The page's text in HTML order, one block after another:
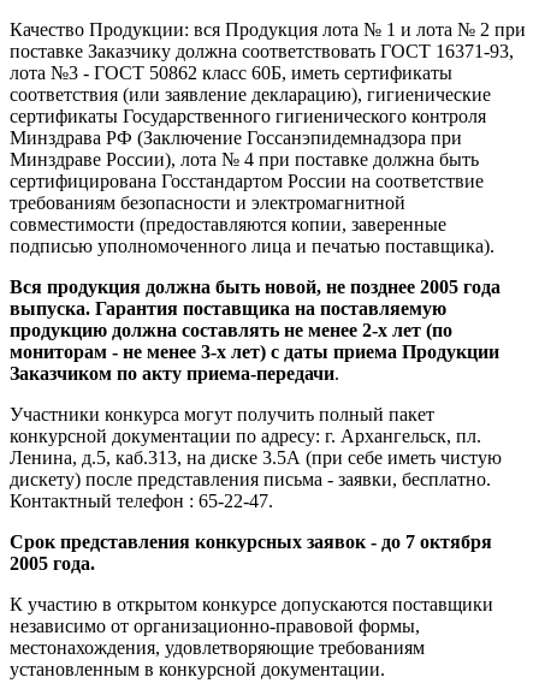
Качество Продукции: вся Продукция лота № 1 и лота № 2 при
поставке Заказчику должна соответствовать ГОСТ 16371-93,
лота №3 - ГОСТ 50862 класс 60Б, иметь сертификаты
соответствия (или заявление декларацию), гигиенические
сертификаты Государственного гигиенического контроля
Минздрава РФ (Заключение Госсанэпидемнадзора при
Минздраве России), лота № 4 при поставке должна быть
сертифицирована Госстандартом России на соответствие
требованиям безопасности и электромагнитной
совместимости (предоставляются копии, заверенные
подписью уполномоченного лица и печатью поставщика).
Вся продукция должна быть новой, не позднее 2005 года
выпуска. Гарантия поставщика на поставляемую
продукцию должна составлять не менее 2-х лет (по
мониторам - не менее 3-х лет) с даты приема Продукции
Заказчиком по акту приема-передачи.
Участники конкурса могут получить полный пакет
конкурсной документации по адресу: г. Архангельск, пл.
Ленина, д.5, каб.313, на диске 3.5А (при себе иметь чистую
дискету) после представления письма - заявки, бесплатно.
Контактный телефон : 65-22-47.
Срок представления конкурсных заявок - до 7 октября
2005 года.
К участию в открытом конкурсе допускаются поставщики
независимо от организационно-правовой формы,
местонахождения, удовлетворяющие требованиям
установленным в конкурсной документации.